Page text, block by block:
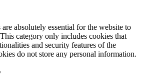
absolutely essential for the website to
category only includes cookies that
and security features of the
do not store any personal information.